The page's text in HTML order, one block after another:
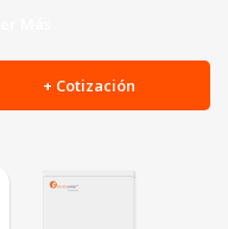
+ Cotización